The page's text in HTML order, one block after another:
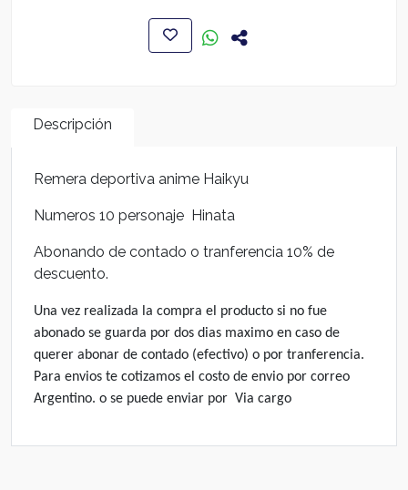
Descripción
Remera deportiva anime Haikyu
Numeros 10 personaje Hinata
Abonando de contado o tranferencia 10% de
descuento.
Una vez realizada la compra el producto si no fue
abonado se guarda por dos dias maximo en caso de
querer abonar de contado (efectivo) o por tranferencia.
Para envios te cotizamos el costo de envio por correo
Argentino. o se puede enviar por Via cargo